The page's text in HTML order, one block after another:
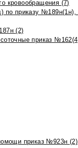
кровообращения (7)
по приказу
(2)
приказ
приказ №923н (2)